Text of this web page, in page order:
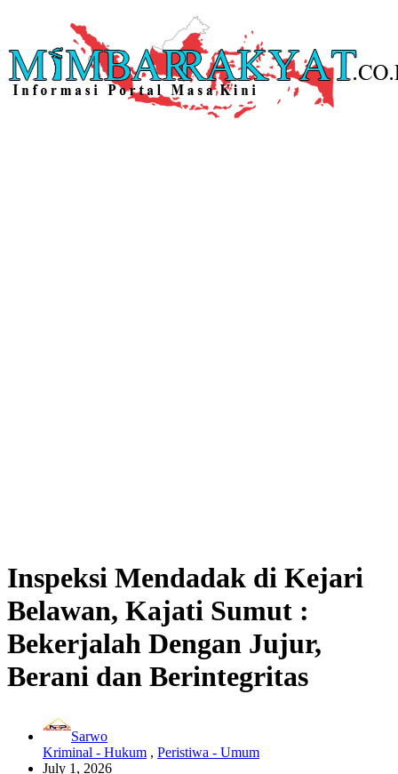
Inspeksi Mendadak di Kejari
Belawan, Kajati Sumut :
Bekerjalah Dengan Jujur,
Berani dan Berintegritas
Sarwo
Kriminal - Hukum , Peristiwa - Umum
July 1, 2026